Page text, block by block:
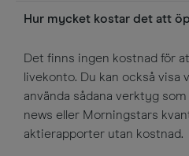
Hur mycket kostar det att
Det finns ingen kostnad för
livekonto. Du kan också visa
använda sådana verktyg
news eller Morningstars
aktierapporter utan kostnad.